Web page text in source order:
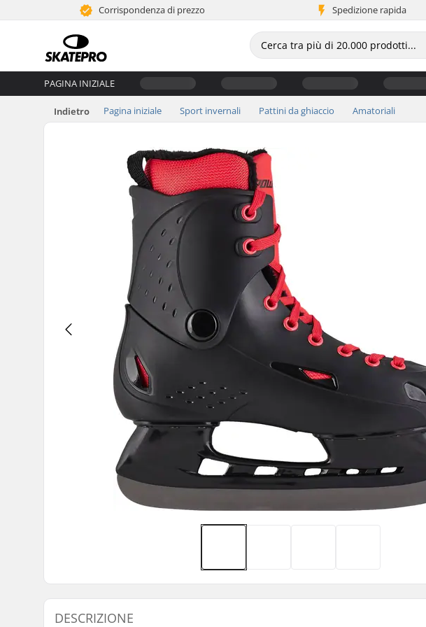
Corrispondenza di prezzo Spedizione rapida
PAGINA INIZIALE
Indietro Pagina iniziale Sport invernali Pattini da ghiaccio Amatoriali
DESCRIZIONE